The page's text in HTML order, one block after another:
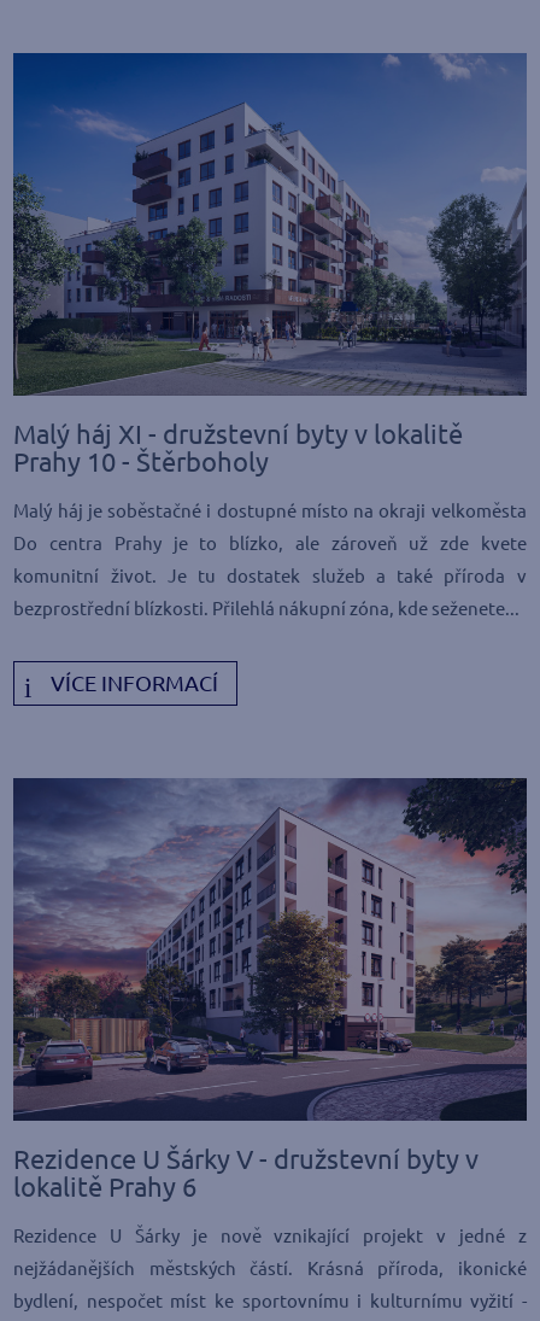
Malý háj XI - družstevní byty v lokalitě
Prahy 10 - Štěrboholy
Malý háj je soběstačné i dostupné místo na okraji velkoměsta
Do centra Prahy je to blízko, ale zároveň už zde kvete
komunitní život. Je tu dostatek služeb a také příroda v
bezprostřední blízkosti. Přilehlá nákupní zóna, kde seženete...
VÍCE INFORMACÍ
Rezidence U Šárky V - družstevní byty v
lokalitě Prahy 6
Rezidence U Šárky je nově vznikající projekt v jedné z
nejžádanějších městských částí. Krásná příroda, ikonické
bydlení, nespočet míst ke sportovnímu i kulturnímu vyžití -